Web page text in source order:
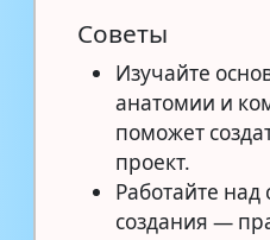
Советы
Изучайте
анатомии и
поможет
проект.
Работайте над
создания —